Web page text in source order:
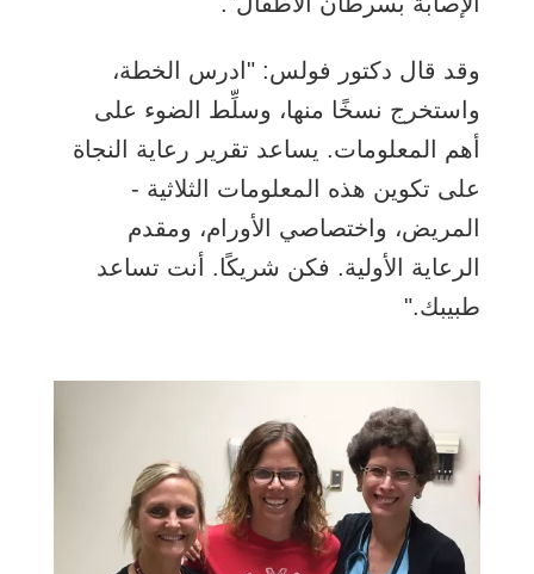
وقد قال دكتور فولس: "ادرس الخطة،
واستخرج نسخًا منها، وسلِّط الضوء على
أهم المعلومات. يساعد تقرير رعاية النجاة
على تكوين هذه المعلومات الثلاثية -
المريض، واختصاصي الأورام، ومقدم
الرعاية الأولية. فكن شريكًا. أنت تساعد
طبيبك."